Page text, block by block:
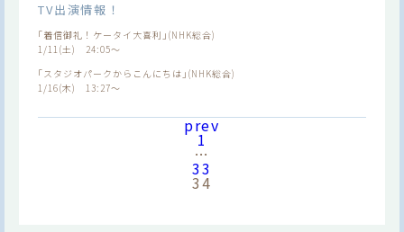
TV出演情報！
｢着信御礼！ケータイ大喜利｣(NHK総合)
1/11(土) 24:05～
｢スタジオパークからこんにちは｣(NHK総合)
1/16(木) 13:27～
prev
1
…
33
34